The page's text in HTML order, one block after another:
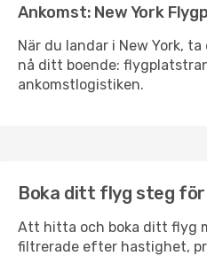
Ankomst: New York
När du landar i New York,
nå ditt boende:
ankomstlogistiken.
Boka ditt flyg steg
Att hitta och boka ditt flyg
filtrerade efter hastighet,